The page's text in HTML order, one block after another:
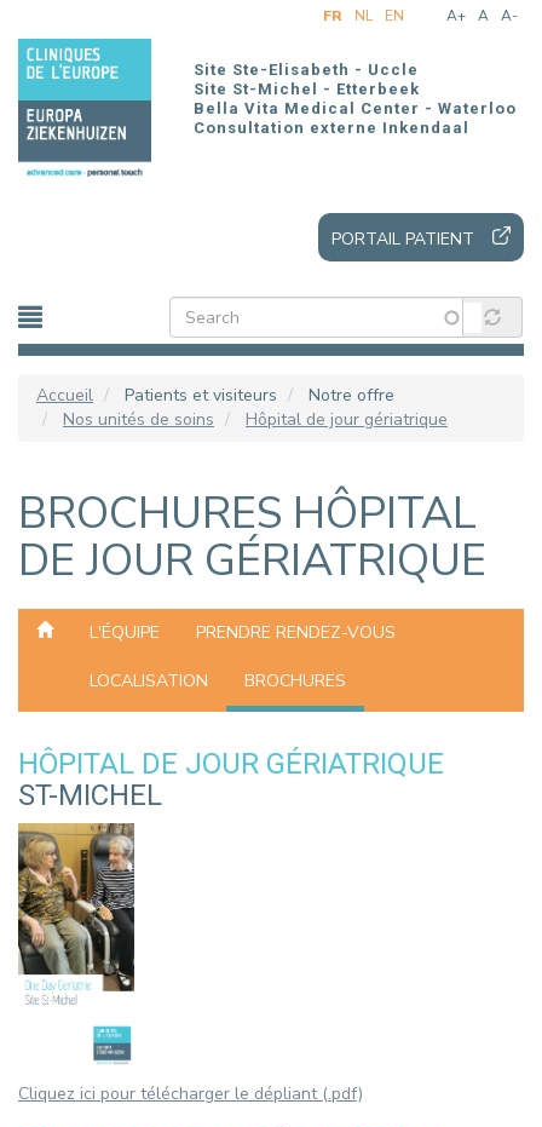
au
contenu
A+ A A-
FR NL EN
Site Ste-Elisabeth - Uccle
Site St-Michel - Etterbeek
Bella Vita Medical Center - Waterloo
Consultation externe Inkendaal
PORTAIL PATIENT
Accueil Patients et visiteurs
Notre offre
Nos unités de soins
Hôpital de jour gériatrique
BROCHURES HÔPITAL
DE JOUR GÉRIATRIQUE
L'ÉQUIPE PRENDRE RENDEZ-VOUS
LOCALISATION BROCHURES
HÔPITAL DE JOUR GÉRIATRIQUE
ST-MICHEL
Cliquez ici pour télécharger le dépliant (.pdf)